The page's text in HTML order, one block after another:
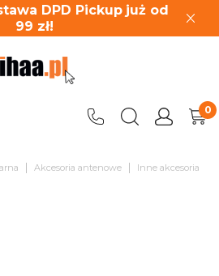
DPD Pickup już od
99 zł!
| Akcesoria antenowe |
Inne akcesoria